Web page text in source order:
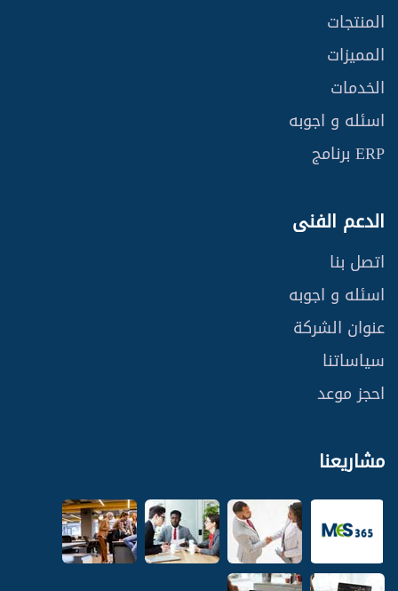
المنتجات
المميزات
الخدمات
اسئله و اجوبه
ERP برنامج
الدعم الفنى
اتصل بنا
اسئله و اجوبه
عنوان الشركة
سياساتنا
احجز موعد
مشاريعنا